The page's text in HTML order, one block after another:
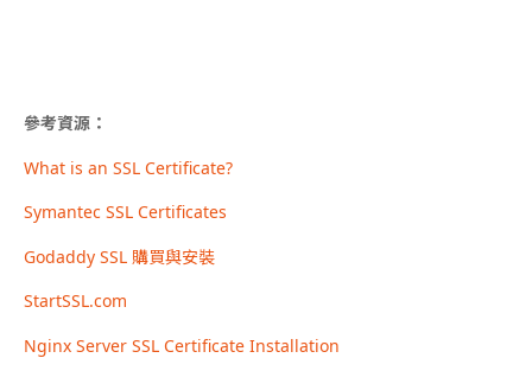
參考資源：
What is an SSL Certificate?
Symantec SSL Certificates
Godaddy SSL 購買與安裝
StartSSL.com
Nginx Server SSL Certificate Installation